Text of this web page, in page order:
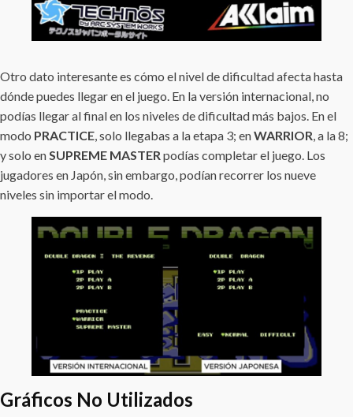
Otro dato interesante es cómo el nivel de dificultad afecta hasta
dónde puedes llegar en el juego. En la versión internacional, no
podías llegar al final en los niveles de dificultad más bajos. En el
modo PRACTICE, solo llegabas a la etapa 3; enWARRIOR, a la 8;
y solo enSUPREME MASTER podías completar el juego. Los
jugadores en Japón, sin embargo, podían recorrer los nueve
niveles sin importar el modo.
Gráficos No Utilizados